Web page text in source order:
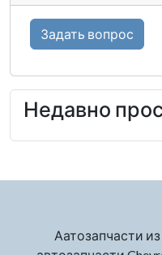
Задать вопрос
Недавно
Аатозапчасти